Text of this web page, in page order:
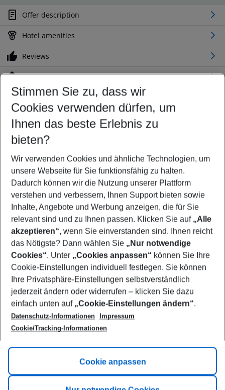
Offer description
Hotel amenities
Reviews
Location
Customize your offer
Find the perfect deal which suits your best
Your departure airport
Any airport
Select your date range
09/08/26–07/08/27 5-8 nights
Who will travel
2 adults No children
Show more filter
Footer
Footer navigation
Title A
Link A
Stimmen Sie zu, dass wir
Cookies verwenden dürfen, um
Ihnen das beste Erlebnis zu
bieten?
Wir verwenden Cookies und ähnliche Technologien, um
unsere Webseite für Sie funktionsfähig zu halten.
Dadurch können wir die Nutzung unserer Plattform
verstehen und verbessern, Ihnen Support bieten sowie
Inhalte, Angebote und Werbung anzeigen, die für Sie
relevant sind und zu Ihnen passen. Klicken Sie auf „Alle
akzeptieren“, wenn Sie einverstanden sind. Ihnen reicht
das Nötigste? Dann wählen Sie „Nur notwendige
Cookies“. Unter „Cookies anpassen“ können Sie Ihre
Cookie-Einstellungen individuell festlegen. Sie können
Ihre Privatsphäre-Einstellungen selbstverständlich
jederzeit ändern oder widerrufen – klicken Sie dazu
einfach unten auf „Cookie-Einstellungen ändern“.
Datenschutz-Informationen
Impressum
Cookie/Tracking-Informationen
Cookie anpassen